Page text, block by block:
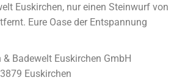
Euskirchen, nur einen Steinwurf von
Eure Oase der Entspannung
& Badewelt Euskirchen GmbH
Euskirchen